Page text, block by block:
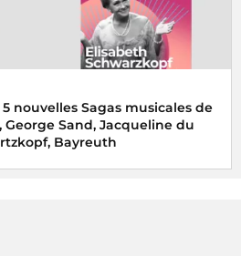
nouvelles Sagas musicales de
George Sand, Jacqueline du
Bayreuth